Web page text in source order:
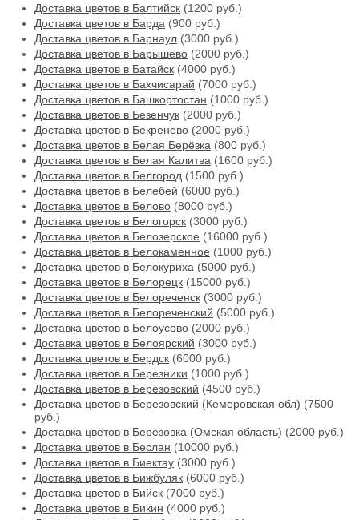
Доставка цветов в Балтийск (1200 руб.)
Доставка цветов в Барда (900 руб.)
Доставка цветов в Барнаул (3000 руб.)
Доставка цветов в Барышево (2000 руб.)
Доставка цветов в Батайск (4000 руб.)
Доставка цветов в Бахчисарай (7000 руб.)
Доставка цветов в Башкортостан (1000 руб.)
Доставка цветов в Безенчук (2000 руб.)
Доставка цветов в Бекренево (2000 руб.)
Доставка цветов в Белая Берёзка (800 руб.)
Доставка цветов в Белая Калитва (1600 руб.)
Доставка цветов в Белгород (1500 руб.)
Доставка цветов в Белебей (6000 руб.)
Доставка цветов в Белово (8000 руб.)
Доставка цветов в Белогорск (3000 руб.)
Доставка цветов в Белозерское (16000 руб.)
Доставка цветов в Белокаменное (1000 руб.)
Доставка цветов в Белокуриха (5000 руб.)
Доставка цветов в Белорецк (15000 руб.)
Доставка цветов в Белореченск (3000 руб.)
Доставка цветов в Белореченский (5000 руб.)
Доставка цветов в Белоусово (2000 руб.)
Доставка цветов в Белоярский (3000 руб.)
Доставка цветов в Бердск (6000 руб.)
Доставка цветов в Березники (1000 руб.)
Доставка цветов в Березовский (4500 руб.)
Доставка цветов в Березовский (Кемеровская обл) (7500
руб.)
Доставка цветов в Берёзовка (Омская область) (2000 руб.)
Доставка цветов в Беслан (10000 руб.)
Доставка цветов в Биектау (3000 руб.)
Доставка цветов в Бижбуляк (6000 руб.)
Доставка цветов в Бийск (7000 руб.)
Доставка цветов в Бикин (4000 руб.)